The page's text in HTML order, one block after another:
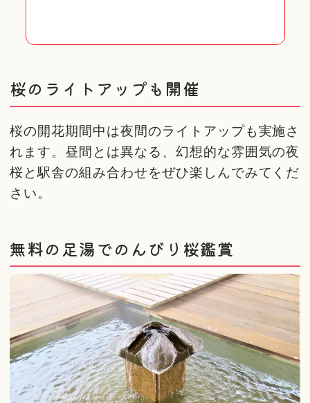
桜のライトアップも開催
桜の開花期間中は夜間のライトアップも実施さ
れます。昼間とは異なる、幻想的な雰囲気の夜
桜と駅舎の組み合わせをぜひ楽しんでみてくだ
さい。
無料の足湯でのんびり桜鑑賞